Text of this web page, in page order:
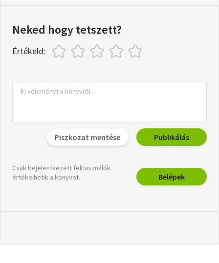
Neked hogy tetszett?
Értékeld:
Piszkozat mentése Publikálás
Csak bejelentkezett felhasználók
értékelhetik a könyvet.
Belépek